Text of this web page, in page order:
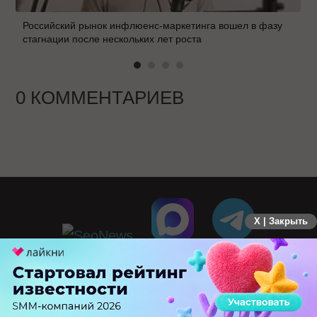
Российский рынок инфлюенс-маркетинга вошел в фазу
стагнации после нескольких лет роста
0 КОММЕНТАРИЕВ
X | Закрыть
ПЕРЕЙТИ НА ПОЛНУЮ ВЕРСИЮ
© SEOnews.ru Все права защищены. 2026